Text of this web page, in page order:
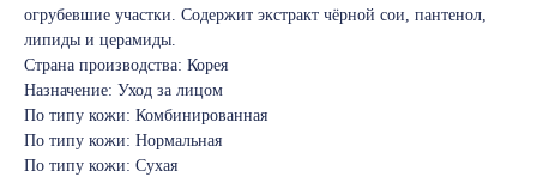
огрубевшие участки. Содержит экстракт чёрной сои, пантенол,
липиды и церамиды.
Страна производства: Корея
Назначение: Уход за лицом
По типу кожи: Комбинированная
По типу кожи: Нормальная
По типу кожи: Сухая